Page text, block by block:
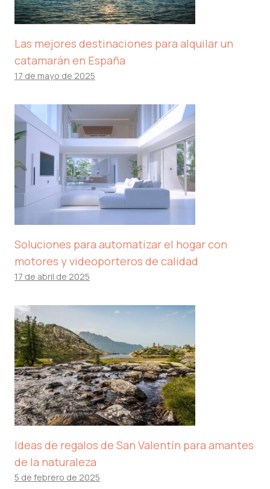
Las mejores destinaciones para alquilar un
catamarán en España
17 de mayo de 2025
Soluciones para automatizar el hogar con
motores y videoporteros de calidad
17 de abril de 2025
Ideas de regalos de San Valentín para amantes
de la naturaleza
5 de febrero de 2025